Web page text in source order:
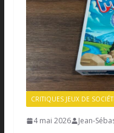
CRITIQUES JEUX DE
4 mai 2026 Jean-